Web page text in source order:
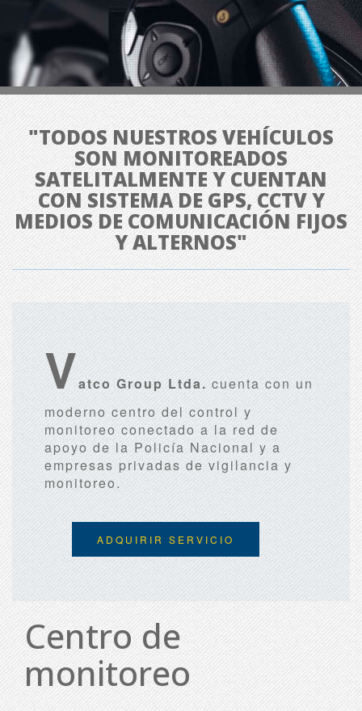
"TODOS NUESTROS VEHÍCULOS
SON MONITOREADOS
SATELITALMENTE Y CUENTAN
CON SISTEMA DE GPS, CCTV Y
MEDIOS DE COMUNICACIÓN FIJOS
Y ALTERNOS"
Vatco Group Ltda. cuenta con un
moderno centro del control y
monitoreo conectado a la red de
apoyo de la Policía Nacional y a
empresas privadas de vigilancia y
monitoreo.
ADQUIRIR SERVICIO
Centro de
monitoreo